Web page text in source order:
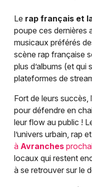
Le rap français et
poupe ces dernières
musicaux préférés
scène rap française
plus d’albums (et qui
plateformes de
Fort de leurs
pour défendre en
leur flow au public !
l’univers urbain, rap
à Avranches
locaux qui restent
à se retrouver sur le